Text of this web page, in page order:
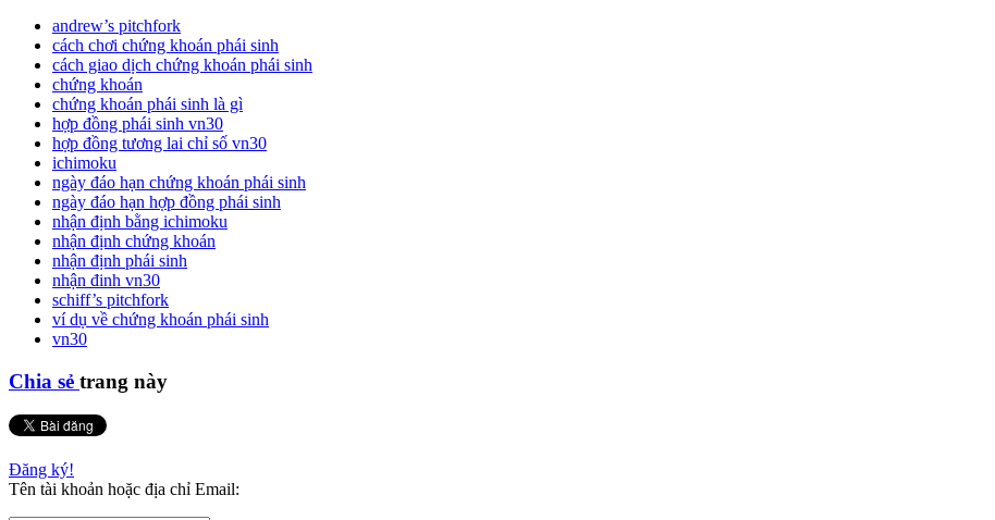
andrew’s pitchfork
cách chơi chứng khoán phái sinh
cách giao dịch chứng khoán phái sinh
chứng khoán
chứng khoán phái sinh là gì
hợp đồng phái sinh vn30
hợp đồng tương lai chỉ số vn30
ichimoku
ngày đáo hạn chứng khoán phái sinh
ngày đáo hạn hợp đồng phái sinh
nhận định bằng ichimoku
nhận định chứng khoán
nhận định phái sinh
nhận đinh vn30
schiff’s pitchfork
ví dụ về chứng khoán phái sinh
vn30
Chia sẻ trang này
Đăng ký!
Tên tài khoản hoặc địa chỉ Email: